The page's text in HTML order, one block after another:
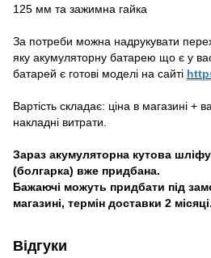
125 мм та зажимна гайка
За потреби можна надрукувати
яку акумуляторну батарею що є у
батарей є готові моделі на сайті
Вартість складає: ціна в магазині +
накладні витрати.
Зараз акумуляторна кутова
(болгарка) вже придбана.
Бажаючі можуть придбати під
магазині, термін доставки 2 місяці.
Відгуки